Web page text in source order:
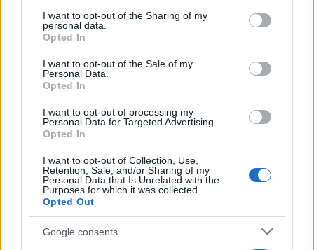
not limited to your visit or usage behaviour. You may click to
grant or deny consent to Google and its third-party tags to
use your data for below specified purposes in below Google
consent section.
I want to opt-out of the Sharing of my
personal data.
Opted In
I want to opt-out of the Sale of my
Personal Data.
Opted In
I want to opt-out of processing my
Personal Data for Targeted Advertising.
Opted In
I want to opt-out of Collection, Use,
Retention, Sale, and/or Sharing of my
Personal Data that Is Unrelated with the
Purposes for which it was collected.
Opted Out
Google consents
αδιευκρίνιστος προς το παρόν μηχανισμός
αντιστάθμισης κινδύνου.